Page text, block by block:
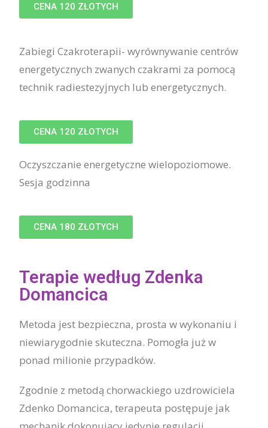
CENA 120 ZŁOTYCH
Zabiegi Czakroterapii- wyrównywanie centrów
energetycznych zwanych czakrami za pomocą
technik radiestezyjnych lub energetycznych.
CENA 120 ZŁOTYCH
Oczyszczanie energetyczne wielopoziomowe.
Sesja godzinna
CENA 180 ZŁOTYCH
Terapie według Zdenka
Domancica
Metoda jest bezpieczna, prosta w wykonaniu i
niewiarygodnie skuteczna. Pomogła już w
ponad milionie przypadków.
Zgodnie z metodą chorwackiego uzdrowiciela
Zdenko Domancica, terapeuta postępuje jak